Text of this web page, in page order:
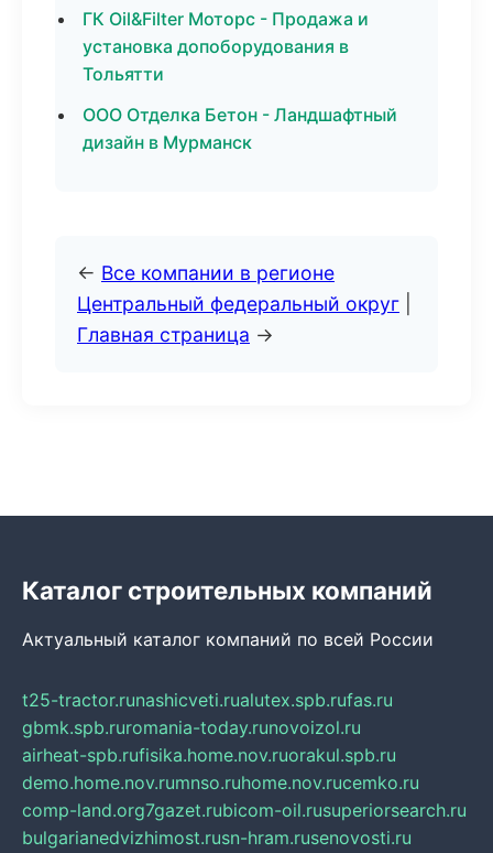
ГК Oil&Filter Моторс - Продажа и
установка допоборудования в
Тольятти
ООО Отделка Бетон - Ландшафтный
дизайн в Мурманск
← Все компании в регионе
Центральный федеральный округ
Главная страница →
Каталог строительных компаний
Актуальный каталог компаний по всей России
t25-tractor.runashicveti.rualutex.spb.rufas.ru
gbmk.spb.ruromania-today.runovoizol.ru
airheat-spb.rufisika.home.nov.ruorakul.spb.ru
demo.home.nov.rumnso.ruhome.nov.rucemko.ru
comp-land.org7gazet.rubicom-oil.rusuperiorsearch.ru
bulgarianedvizhimost.rusn-hram.rusenovosti.ru